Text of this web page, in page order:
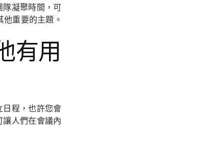
隊凝聚時間，可
重要的主題。
有用
日程，也許您會
人們在會議內